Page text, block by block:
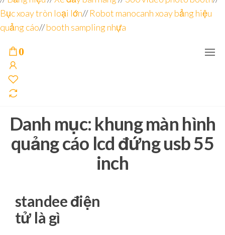
sâu – 8
năm
kinh
nghiệm
nhà sản
xuất
POSM,
Quầy
Sampling,
Booth
trưng
bày, tủ
trưng
bày… tại
Tp.Hồ
Bục xoay tròn loại lớn//Robot manocanh xoay bảng hiệu
quảng cáo//booth sampling nhựa
0
Danh mục: khung màn hình
quảng cáo lcd đứng usb 55
inch
standee điện
tử là gì